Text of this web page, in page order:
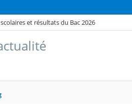
et résultats du Bac 2026